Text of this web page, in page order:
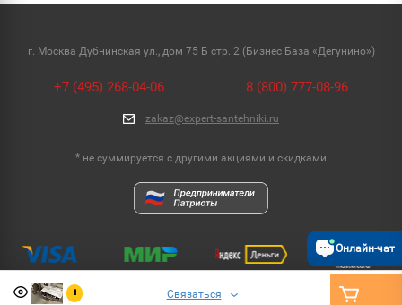
г. Москва Дубнинская ул., дом 75 Б стр. 2 (Бизнес База «Дегунино»)
+7 (495) 268-04-06 8 (800) 777-08-96
zakaz@expert-santehniki.ru
* не суммируется с другими акциями и скидками
1 Связаться
Онлайн-чат